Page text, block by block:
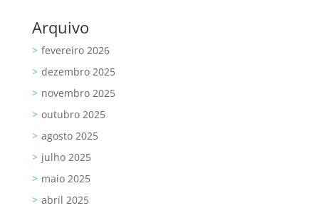
Arquivo
fevereiro 2026
dezembro 2025
novembro 2025
outubro 2025
agosto 2025
julho 2025
maio 2025
abril 2025